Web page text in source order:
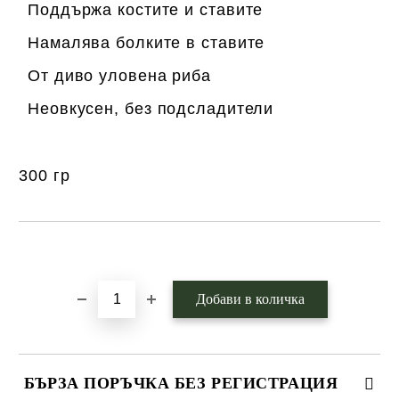
Поддържа костите и ставите
Намалява болките в ставите
От диво уловена риба
Неовкусен, без подсладители
300 гр
БЪРЗА ПОРЪЧКА БЕЗ РЕГИСТРАЦИЯ